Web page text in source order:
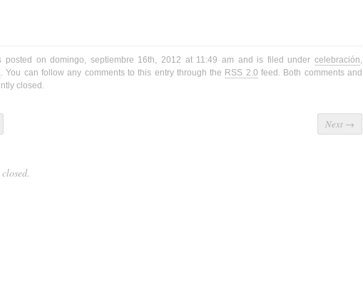
posted on domingo, septiembre 16th, 2012 at 11:49 am and is filed under celebración,
. You can follow any comments to this entry through the RSS 2.0 feed. Both comments and
closed.
Next →